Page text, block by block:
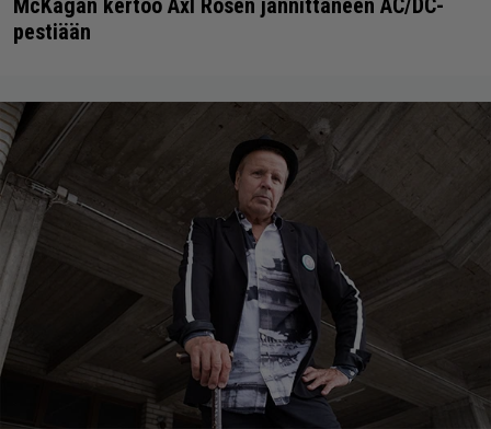
McKagan kertoo Axl Rosen jännittäneen AC/DC-
pestiään